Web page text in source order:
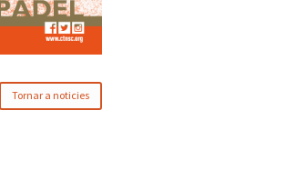
Tornar a noticies